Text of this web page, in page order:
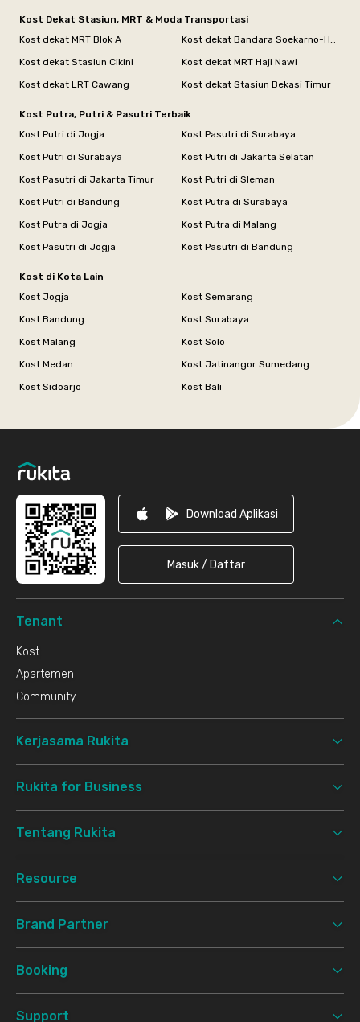
Kost Dekat Stasiun, MRT & Moda Transportasi
Kost dekat MRT Blok A
Kost dekat Bandara Soekarno-Hatta
Kost dekat Stasiun Cikini
Kost dekat MRT Haji Nawi
Kost dekat LRT Cawang
Kost dekat Stasiun Bekasi Timur
Kost Putra, Putri & Pasutri Terbaik
Kost Putri di Jogja
Kost Pasutri di Surabaya
Kost Putri di Surabaya
Kost Putri di Jakarta Selatan
Kost Pasutri di Jakarta Timur
Kost Putri di Sleman
Kost Putri di Bandung
Kost Putra di Surabaya
Kost Putra di Jogja
Kost Putra di Malang
Kost Pasutri di Jogja
Kost Pasutri di Bandung
Kost di Kota Lain
Kost Jogja
Kost Semarang
Kost Bandung
Kost Surabaya
Kost Malang
Kost Solo
Kost Medan
Kost Jatinangor Sumedang
Kost Sidoarjo
Kost Bali
Download Aplikasi
Masuk / Daftar
Tenant
Kost
Apartemen
Community
Kerjasama Rukita
Rukita for Business
Tentang Rukita
Resource
Brand Partner
Booking
Support